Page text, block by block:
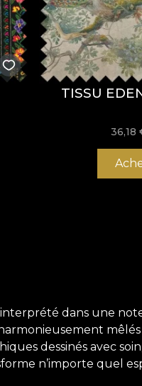
TISSU
36,18
dans une
dessinés avec
n’importe quel